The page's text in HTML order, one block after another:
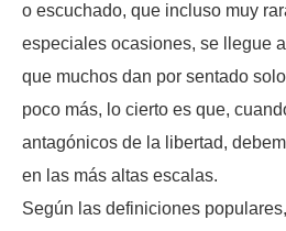
o escuchado, que incluso muy
especiales ocasiones, se llegue
que muchos dan por sentado
poco más, lo cierto es que,
antagónicos de la libertad,
en las más altas escalas.
Según las definiciones